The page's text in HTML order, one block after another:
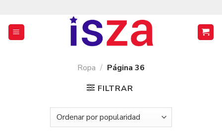
contenido
Ropa / Página 36
FILTRAR